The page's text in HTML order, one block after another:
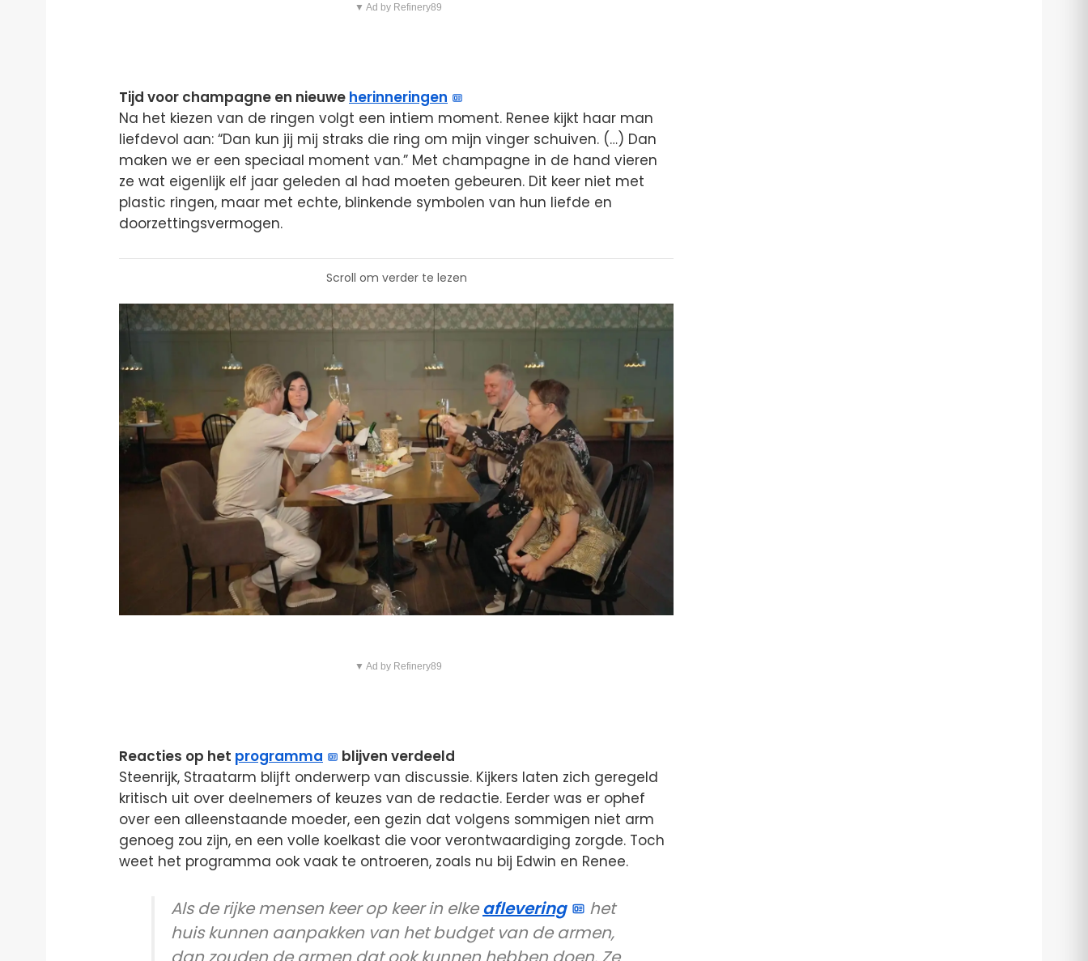
▼ Ad by Refinery89
Tijd voor champagne en nieuwe herinneringen
Na het kiezen van de ringen volgt een intiem moment. Renee kijkt haar man
liefdevol aan: “Dan kun jij mij straks die ring om mijn vinger schuiven. (…) Dan
maken we er een speciaal moment van.” Met champagne in de hand vieren
ze wat eigenlijk elf jaar geleden al had moeten gebeuren. Dit keer niet met
plastic ringen, maar met echte, blinkende symbolen van hun liefde en
doorzettingsvermogen.
Scroll om verder te lezen
▼ Ad by Refinery89
Reacties op het programma
blijven verdeeld
Steenrijk, Straatarm blijft onderwerp van discussie. Kijkers laten zich geregeld
kritisch uit over deelnemers of keuzes van de redactie. Eerder was er ophef
over een alleenstaande moeder, een gezin dat volgens sommigen niet arm
genoeg zou zijn, en een volle koelkast die voor verontwaardiging zorgde. Toch
weet het programma ook vaak te ontroeren, zoals nu bij Edwin en Renee.
Als de rijke mensen keer op keer in elkeaflevering
het
huis kunnen aanpakken van het budget van de armen,